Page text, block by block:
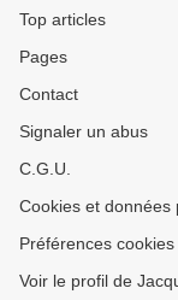
Top articles
Pages
Contact
Signaler un abus
C.G.U.
Cookies et données
Préférences cookies
Voir le profil de